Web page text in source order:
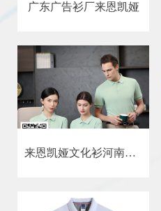
广东广告衫厂来恩凯娅
来恩凯娅文化衫河南广告衫批发厂家来恩凯娅服装厂